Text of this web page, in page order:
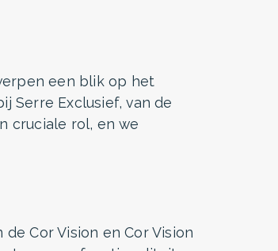
een blik op het
Serre Exclusief, van de
cruciale rol, en we
Cor Vision en Cor Vision